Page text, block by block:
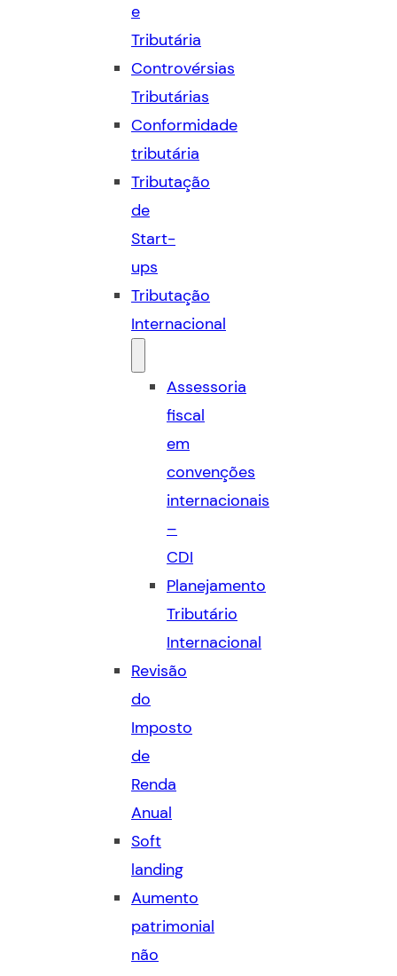
e
Tributária
Controvérsias
Tributárias
Conformidade
tributária
Tributação
de
Start-
ups
Tributação
Internacional
Assessoria
fiscal
em
convenções
internacionais
–
CDI
Planejamento
Tributário
Internacional
Revisão
do
Imposto
de
Renda
Anual
Soft
landing
Aumento
patrimonial
não